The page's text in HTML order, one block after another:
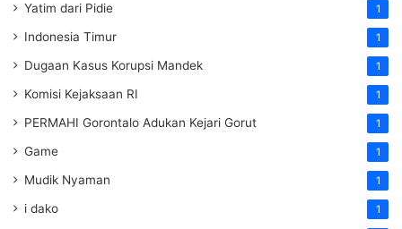
Yatim dari Pidie 1
Indonesia Timur 1
Dugaan Kasus Korupsi Mandek 1
Komisi Kejaksaan RI 1
PERMAHI Gorontalo Adukan Kejari Gorut 1
Game 1
Mudik Nyaman 1
i dako 1